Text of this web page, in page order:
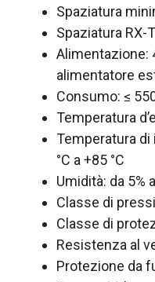
Spaziatura
Spaziatura RX-
Alimentazione:
alimentatore
Consumo: ≤
Temperatura
Temperatura
°C a +85 °C
Umidità: da 5%
Classe di
Classe di
Resistenza al
Protezione da